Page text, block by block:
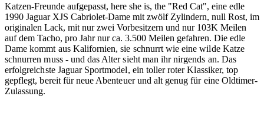
Katzen-Freunde aufgepasst, here she is, the "Red Cat", eine edle
1990 Jaguar XJS Cabriolet-Dame mit zwölf Zylindern, null Rost, im
originalen Lack, mit nur zwei Vorbesitzern und nur 103K Meilen
auf dem Tacho, pro Jahr nur ca. 3.500 Meilen gefahren. Die edle
Dame kommt aus Kalifornien, sie schnurrt wie eine wilde Katze
schnurren muss - und das Alter sieht man ihr nirgends an. Das
erfolgreichste Jaguar Sportmodel, ein toller roter Klassiker, top
gepflegt, bereit für neue Abenteuer und alt genug für eine Oldtimer-
Zulassung.